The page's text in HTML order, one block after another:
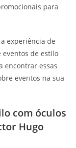
para
experiência de
eventos de estilo
encontrar essas
eventos na sua
com óculos
Hugo